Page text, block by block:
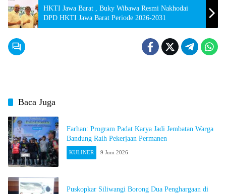
​HKTI Jawa Barat , Buky Wibawa Resmi Nakhodai
DPD HKTI Jawa Barat Periode 2026-2031
Baca Juga
Farhan: Program Padat Karya Jadi Jembatan Warga
Bandung Raih Pekerjaan Permanen
KULINER 9 Juni 2026
Puskopkar Siliwangi Borong Dua Penghargaan di